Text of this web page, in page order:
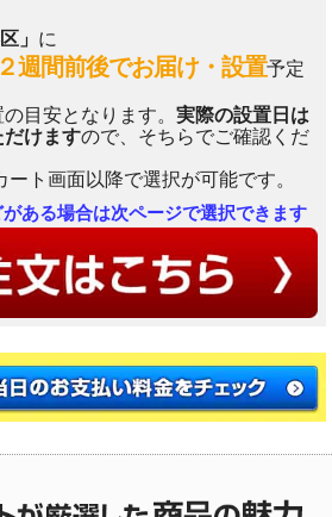
」 に
週間前後でお届け・設置予定
目安となります。 実際の設置日は
だけますので、そちらでご確認くだ
ト画面以降で選択が可能です。
ある場合は次ページで選択できます